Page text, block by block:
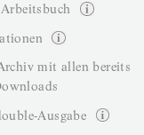
mit allen bereits
Ausgabe